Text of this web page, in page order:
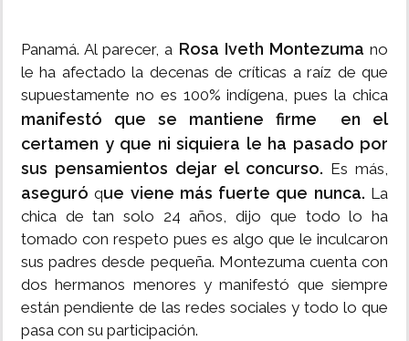
Panamá. Al parecer, a Rosa Iveth Montezuma no
le ha afectado la decenas de críticas a raíz de que
supuestamente no es 100% indígena, pues la chica
manifestó que se mantiene firme en el
certamen y que ni siquiera le ha pasado por
sus pensamientos dejar el concurso. Es más,
aseguróque viene más fuerte que nunca. La
chica de tan solo 24 años, dijo que todo lo ha
tomado con respeto pues es algo que le inculcaron
sus padres desde pequeña. Montezuma cuenta con
dos hermanos menores y manifestó que siempre
están pendiente de las redes sociales y todo lo que
pasa con su participación.